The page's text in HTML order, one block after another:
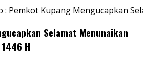
: Pemkot Kupang Mengucapkan
Selamat Menunaikan
H